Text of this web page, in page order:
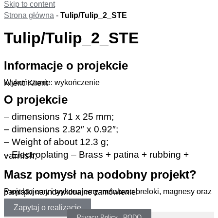
Skip to content
Strona główna - Tulip/Tulip_2_STE
Tulip/Tulip_2_STE
Informacje o projekcie
Wykończenie: wykończenie
Klient: Klient
O projekcie
– dimensions 71 x 25 mm;
– dimensions 2.82″ x 0.92″;
– Weight of about 12.3 g;
– Electroplating – Brass + patina + rubbing + varnish;
Masz pomysł na podobny projekt?
Projektujemy i wykonujemy metalowe breloki, magnesy oraz pamiątki na indywidualne zamówienie.
Zapytaj o realizację